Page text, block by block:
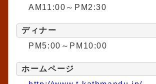
AM11:00～PM2:30
ディナー
PM5:00～PM10:00
ホームページ